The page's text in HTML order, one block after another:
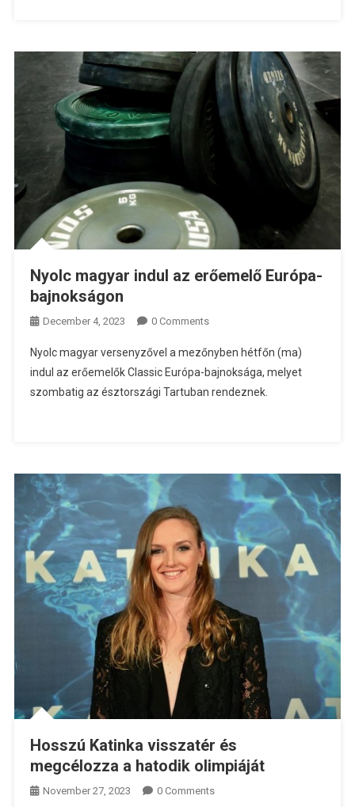
Nyolc magyar indul az erőemelő Európa-
bajnokságon
December 4, 2023 0 Comments
Nyolc magyar versenyzővel a mezőnyben hétfőn (ma)
indul az erőemelők Classic Európa-bajnoksága, melyet
szombatig az észtországi Tartuban rendeznek.
Hosszú Katinka visszatér és
megcélozza a hatodik olimpiáját
November 27, 2023 0 Comments